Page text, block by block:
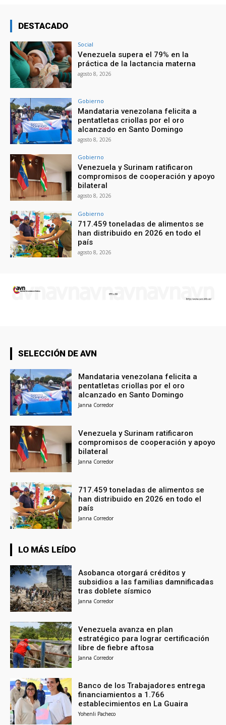
DESTACADO
Social
Venezuela supera el 79% en la
práctica de la lactancia materna
agosto 8, 2026
Gobierno
Mandataria venezolana felicita a
pentatletas criollas por el oro
alcanzado en Santo Domingo
agosto 8, 2026
Gobierno
Venezuela y Surinam ratificaron
compromisos de cooperación y apoyo
bilateral
agosto 8, 2026
Gobierno
717.459 toneladas de alimentos se
han distribuido en 2026 en todo el
país
agosto 8, 2026
SELECCIÓN DE AVN
Mandataria venezolana felicita a
pentatletas criollas por el oro
alcanzado en Santo Domingo
Janna Corredor
Venezuela y Surinam ratificaron
compromisos de cooperación y apoyo
bilateral
Janna Corredor
717.459 toneladas de alimentos se
han distribuido en 2026 en todo el
país
Janna Corredor
LO MÁS LEÍDO
Asobanca otorgará créditos y
subsidios a las familias damnificadas
tras doblete sísmico
Janna Corredor
Venezuela avanza en plan
estratégico para lograr certificación
libre de fiebre aftosa
Janna Corredor
Banco de los Trabajadores entrega
financiamientos a 1.766
establecimientos en La Guaira
Yohenli Pacheco